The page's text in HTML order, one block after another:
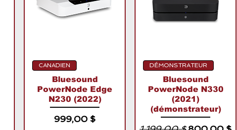
CANADIEN
Bluesound
PowerNode Edge
N230 (2022)
Prix
999,00 $
DÉMONSTRATEUR
Bluesound
PowerNode N330
(2021)
(démonstrateur)